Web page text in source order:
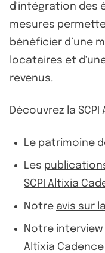
d'intégration des
mesures
bénéficier d’une
locataires et
revenus.
Découvrez la SCPI
Le patrimoine
Les
SCPI Altixia
Notre avis sur
Notre interview
Altixia Cadence